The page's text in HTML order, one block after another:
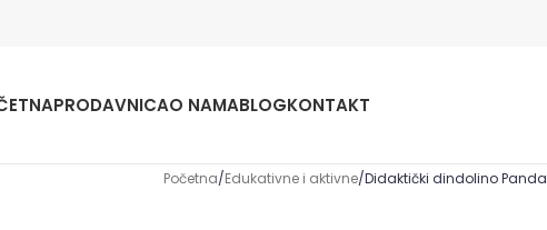
PRODAVNICAO NAMABLOGKONTAKT
Početna Edukativne i aktivne Didaktički dindolino Panda